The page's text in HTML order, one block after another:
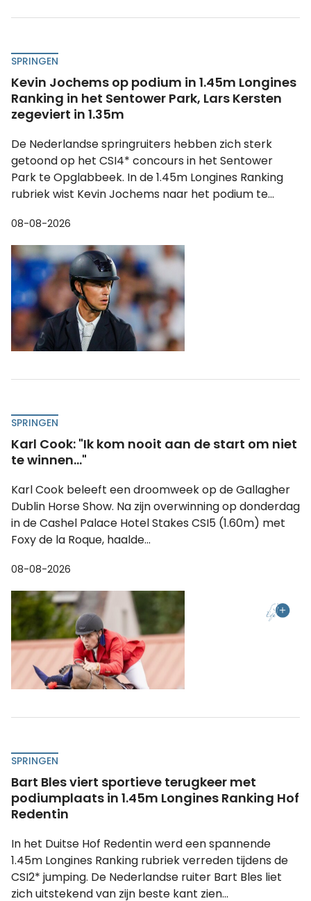
SPRINGEN
Kevin Jochems op podium in 1.45m Longines
Ranking in het Sentower Park, Lars Kersten
zegeviert in 1.35m
De Nederlandse springruiters hebben zich sterk
getoond op het CSI4* concours in het Sentower
Park te Opglabbeek. In de 1.45m Longines Ranking
rubriek wist Kevin Jochems naar het podium te...
08-08-2026
SPRINGEN
Karl Cook: "Ik kom nooit aan de start om niet
te winnen..."
Karl Cook beleeft een droomweek op de Gallagher
Dublin Horse Show. Na zijn overwinning op donderdag
in de Cashel Palace Hotel Stakes CSI5 (1.60m) met
Foxy de la Roque, haalde...
08-08-2026
SPRINGEN
Bart Bles viert sportieve terugkeer met
podiumplaats in 1.45m Longines Ranking Hof
Redentin
In het Duitse Hof Redentin werd een spannende
1.45m Longines Ranking rubriek verreden tijdens de
CSI2* jumping. De Nederlandse ruiter Bart Bles liet
zich uitstekend van zijn beste kant zien...